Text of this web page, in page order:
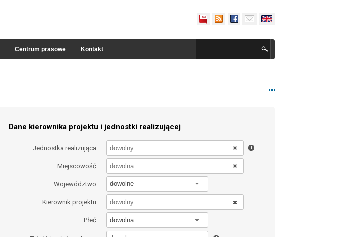
Centrum prasowe Kontakt
Dane kierownika projektu i jednostki realizującej
Jednostka realizująca
Miejscowość
Województwo dowolne
Kierownik projektu
Płeć dowolna